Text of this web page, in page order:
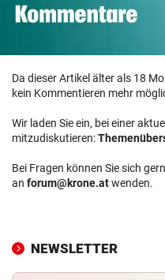
Da dieser Artikel älter als 18
kein Kommentieren mehr
Wir laden Sie ein, bei einer
mitzudiskutieren:
Bei Fragen können Sie sich
an forum@krone.atwenden.
NEWSLETTER